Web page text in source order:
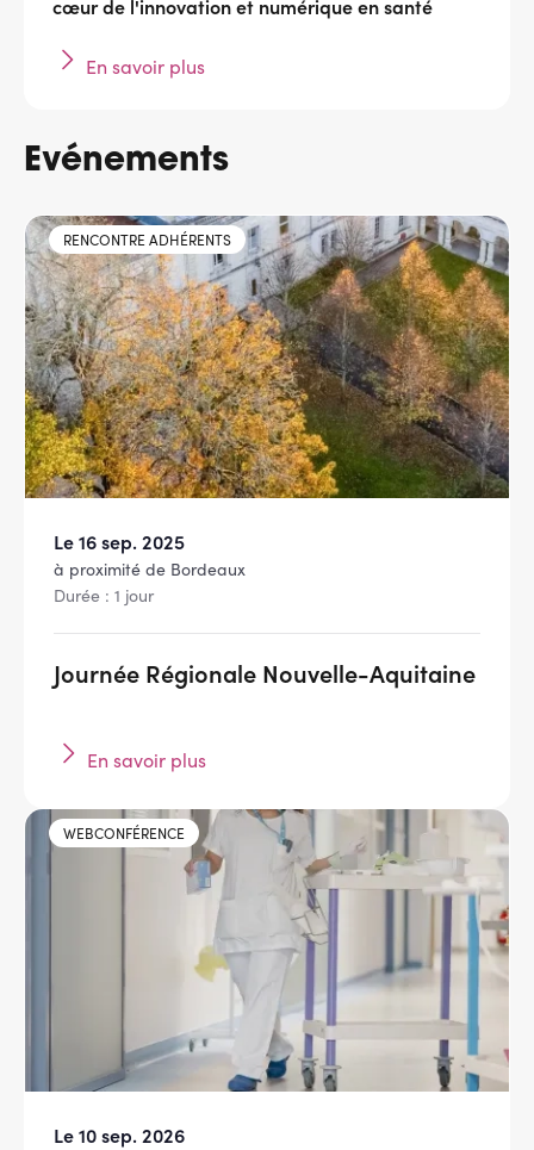
cœur de l'innovation et numérique en santé
En savoir plus
Evénements
RENCONTRE ADHÉRENTS
Le 16 sep. 2025
à proximité de Bordeaux
Durée : 1 jour
Journée Régionale Nouvelle-Aquitaine
En savoir plus
WEBCONFÉRENCE
Le 10 sep. 2026